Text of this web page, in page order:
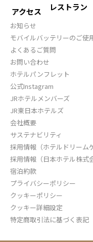
アクセス
レストラン
お知らせ
モバイルバッテリーのご使
よくあるご質問
お問い合わせ
ホテルパンフレット
公式Instagram
JRホテルメンバーズ
JR東日本ホテルズ
会社概要
サステナビリティ
採用情報（ホテルドリーム
採用情報（日本ホテル株式
宿泊約款
プライバシーポリシー
クッキーポリシー
クッキー詳細設定
特定商取引法に基づく表記